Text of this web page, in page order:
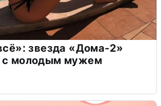
звезда «Дома-2»
с молодым мужем